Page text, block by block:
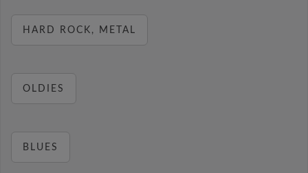
HARD ROCK, METAL
OLDIES
BLUES